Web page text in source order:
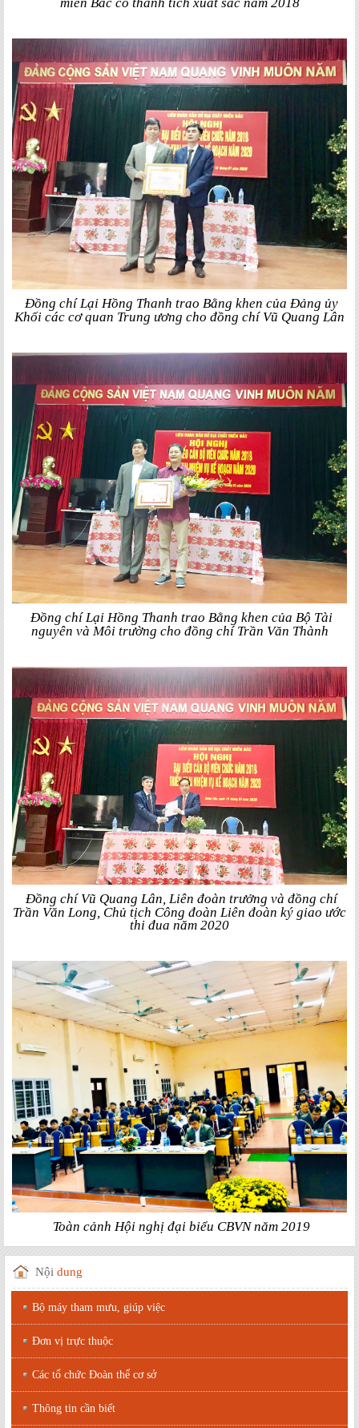
Đồng chí Lại Hồng Thanh trao Bằng khen của Đảng ủy
Khối các cơ quan Trung ương cho đồng chí Vũ Quang Lân
Đồng chí Lại Hồng Thanh trao Bằng khen của Bộ Tài
nguyên và Môi trường cho đồng chí Trần Văn Thành
Đồng chí Vũ Quang Lân, Liên đoàn trưởng và đồng chí
Trần Văn Long, Chủ tịch Công đoàn Liên đoàn ký giao ước
thi đua năm 2020
Toàn cảnh Hội nghị đại biểu CBVN năm 2019
Nội dung
Bộ máy tham mưu, giúp việc
Đơn vị trực thuộc
Các tổ chức Đoàn thể cơ sở
Thông tin cần biết